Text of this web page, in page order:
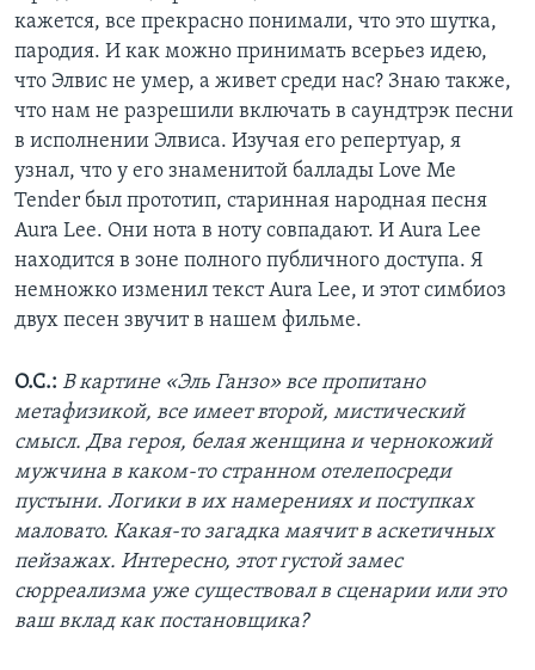
кажется, все прекрасно понимали, что это шутка,
пародия. И как можно принимать всерьез идею,
что Элвис не умер, а живет среди нас? Знаю также,
что нам не разрешили включать в саундтрэк песни
в исполнении Элвиса. Изучая его репертуар, я
узнал, что у его знаменитой баллады Love Me
Tender был прототип, старинная народная песня
Aura Lee. Они нота в ноту совпадают. И Aura Lee
находится в зоне полного публичного доступа. Я
немножко изменил текст Aura Lee, и этот симбиоз
двух песен звучит в нашем фильме.
О.С.: В картине «Эль Ганзо» все пропитано
метафизикой, все имеет второй, мистический
смысл. Два героя, белая женщина и чернокожий
мужчина в каком-то странном отелепосреди
пустыни. Логики в их намерениях и поступках
маловато. Какая-то загадка маячит в аскетичных
пейзажах. Интересно, этот густой замес
сюрреализма уже существовал в сценарии или это
ваш вклад как постановщика?